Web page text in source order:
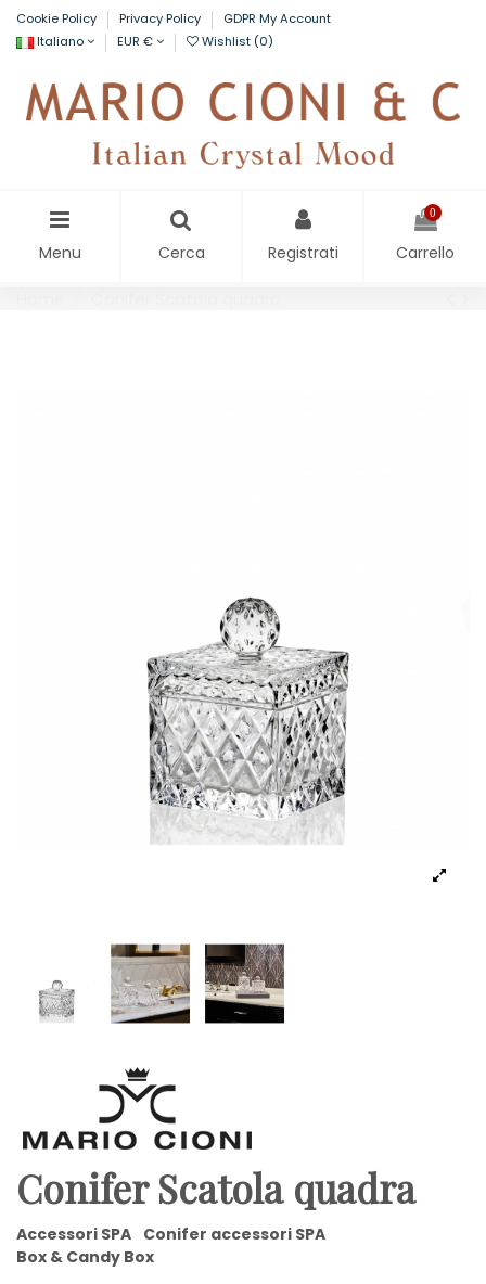
Cookie Policy Privacy Policy
GDPR My Account
Italiano
EUR € Wishlist (0)
Menu Cerca Registrati
0
Carrello
Conifer Scatola quadra
Accessori SPA Conifer accessori SPA
Box & Candy Box